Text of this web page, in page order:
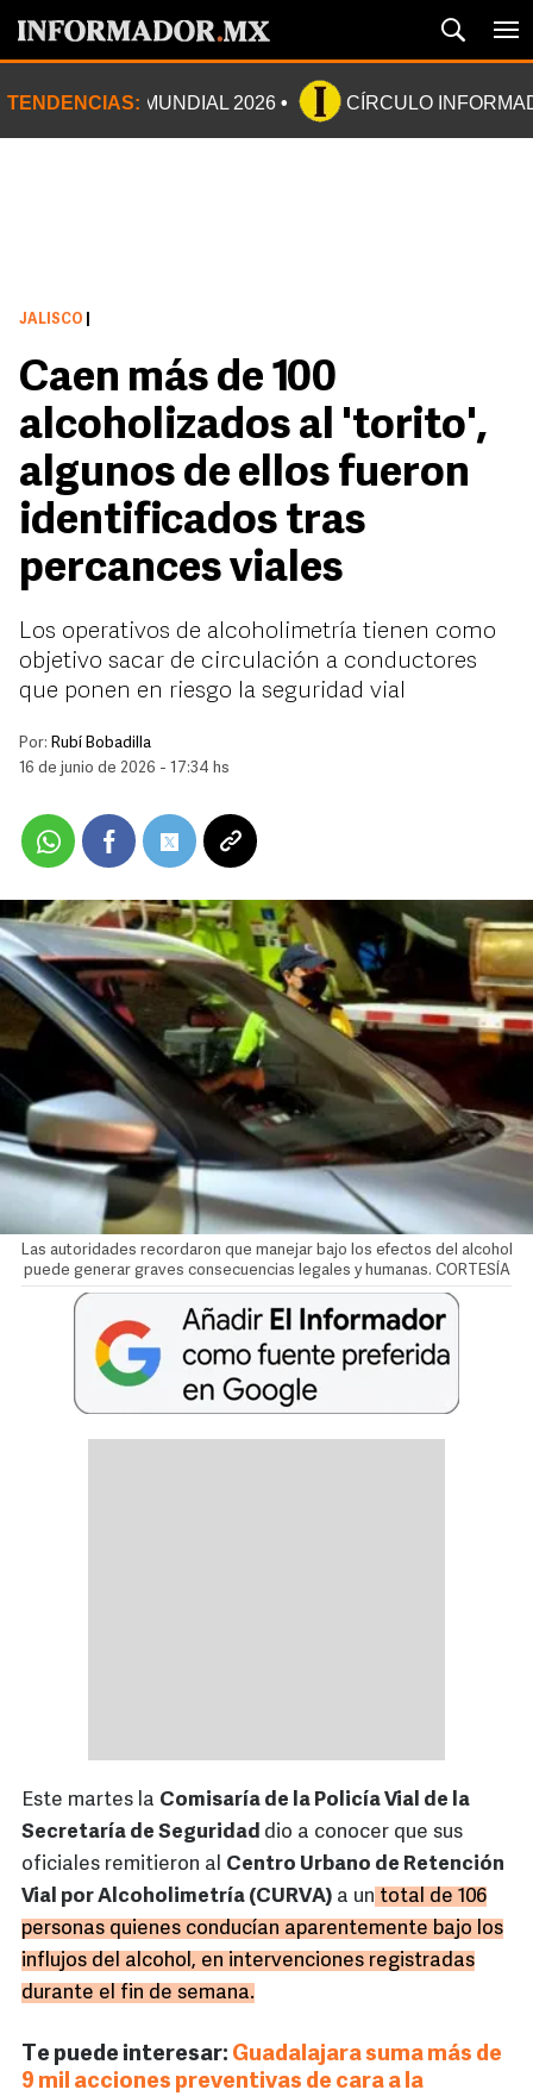
TENDENCIAS: MUNDIAL 2026 CÍRCULO
JALISCO
Caen más de 100
alcoholizados al 'torito',
algunos de ellos fueron
identificados tras
percances viales
Los operativos de alcoholimetría tienen como
objetivo sacar de circulación a conductores
que ponen en riesgo la seguridad vial
Por: Rubí Bobadilla
16 de junio de 2026 - 17:34 hs
Las autoridades recordaron que manejar bajo los efectos del alcohol
puede generar graves consecuencias legales y humanas. CORTESÍA
Este martes la Comisaría de la Policía Vial de la
Secretaría de Seguridad dio a conocer que sus
oficiales remitieron al Centro Urbano de Retención
Vial por Alcoholimetría (CURVA) a un total de 106
personas quienes conducían aparentemente bajo los
influjos del alcohol, en intervenciones registradas
durante el fin de semana.
Te puede interesar: Guadalajara suma más de
9 mil acciones preventivas de cara a la